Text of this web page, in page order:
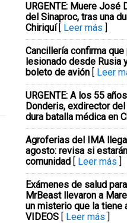
URGENTE: Muere José
del Sinaproc, tras una
Chiriquí [ Leer más ]
Cancillería confirma
lesionado desde Rusia
boleto de avión [ Leer
URGENTE: A los 55
Donderis, exdirector del
dura batalla médica en
Agroferias del IMA
agosto: revisa si
comunidad [ Leer más ]
Exámenes de salud
MrBeast llevaron a
un misterio que la tiene
VIDEOS [ Leer más ]